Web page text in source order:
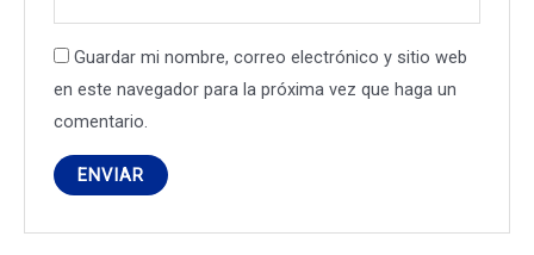
Guardar mi nombre, correo electrónico y sitio web
en este navegador para la próxima vez que haga un
comentario.